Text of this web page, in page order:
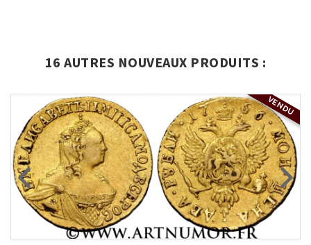
16 AUTRES NOUVEAUX PRODUITS :
VENDU